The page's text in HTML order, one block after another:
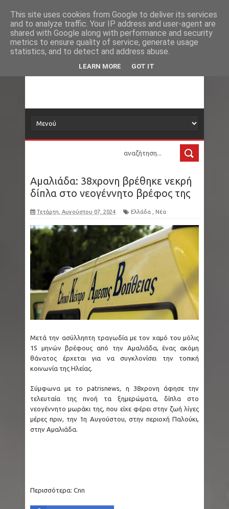
Νέα Εγκέφαλος: Τι του συμβαίνει όταν βρισκόμαστε
στη θάλασσα
Θέουτα: Φόβοι για νέα μαζική κινητοποίηση
μεταναστών στις 15 Αυγούστου
ΗΠΑ - Νότια Φλόριντα: Στα 17 του έφτιαξε μια
δολάρια και στα 25 «συνταξιοδοτήθηκε»
Μητροπούλου κατέκτησε το ασημένιο μετάλλιο
στο μήκος στο Όρεγκον
Μετρό Θεσσαλονίκης: Από απόψε τα
δοκιμαστικά δρομολόγια προς Καλαμαριά - 15
νέα τρένα προστίθενται στο δίκτυο
Ταϊλάνδη: Μακελειό με 8 νεκρούς - Ο δράστης
σκότωσε αρχικά τον παππού και τη γιαγιά του
Ζάκυνθος: Οκτώ γυναίκες στα Επείγοντα
αναφέροντας τον βιασμό τους
ΗΠΑ - Βόρεια Καρολίνα: Μακελειό σε σπίτι με
δορυφόρος
Τα νέα όλου του κόσμου στο πιάτο σας
Αμαλιάδα: 38χρονη βρέθηκε νεκρή
δίπλα στο νεογέννητο βρέφος της
Τετάρτη, Αυγούστου 07, 2024 Ελλάδα Νέα
Μετά την ασύλληπτη τραγωδία με τον χαμό του μόλις
15 μηνών βρέφους από την Αμαλιάδα, ένας ακόμη
θάνατος έρχεται για να συγκλονίσει την τοπική
κοινωνία της Ηλείας.
Σύμφωνα με το patrisnews, η 38χρονη άφησε την
τελευταία της πνοή τα ξημερώματα, δίπλα στο
νεογέννητο μωράκι της, που είχε φέρει στην ζωή λίγες
μέρες πριν, την 1η Αυγούστου, στην περιοχή Παλούκι,
στην Αμαλιάδα.
Περισσότερα: Cnn
This site uses cookies from Google to deliver its services
and to analyze traffic. Your IP address and user-agent are
shared with Google along with performance and security
metrics to ensure quality of service, generate usage
statistics, and to detect and address abuse.
LEARN MORE GOT IT